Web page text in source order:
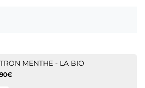
MENTHE - LA BIO